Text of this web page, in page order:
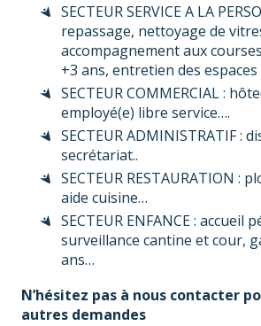
SECTEUR SERVICE A LA
repassage, nettoyage de
accompagnement aux
+3 ans, entretien des
SECTEUR COMMERCIAL :
employé(e) libre service….
SECTEUR ADMINISTRATIF :
secrétariat..
SECTEUR RESTAURATION :
aide cuisine…
SECTEUR ENFANCE : accueil
surveillance cantine et cour,
ans…
N’hésitez pas à nous contacter
autres demandes